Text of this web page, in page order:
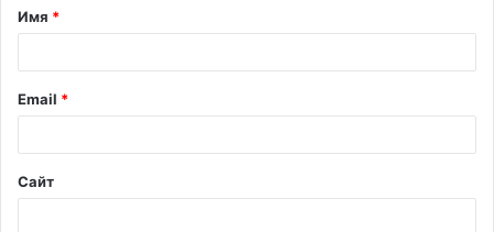
Имя *
Email *
Сайт